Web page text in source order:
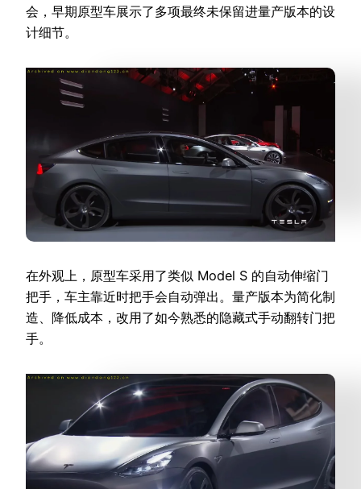
会，早期原型车展示了多项最终未保留进量产版本的设
计细节。
在外观上，原型车采用了类似 Model S 的自动伸缩门
把手，车主靠近时把手会自动弹出。量产版本为简化制
造、降低成本，改用了如今熟悉的隐藏式手动翻转门把
手。